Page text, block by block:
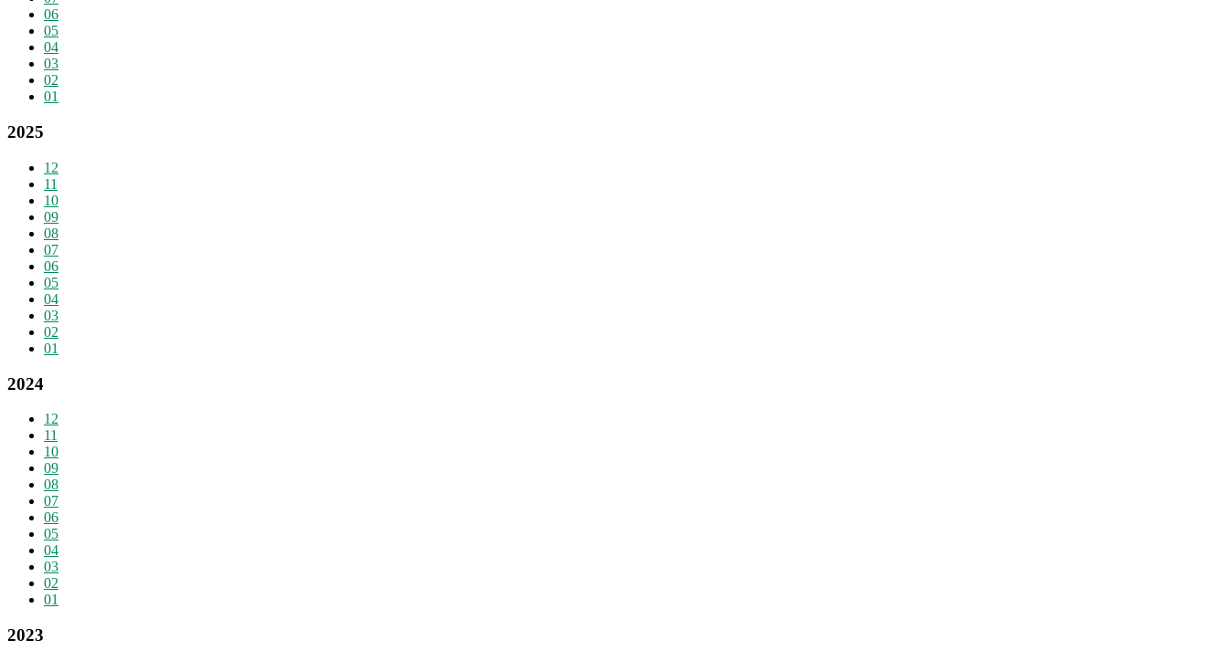
06
05
04
03
02
01
2025
12
11
10
09
08
07
06
05
04
03
02
01
2024
12
11
10
09
08
07
06
05
04
03
02
01
2023